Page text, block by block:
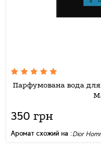
Парфумована вода для
350 грн
Аромат схожий на :Dior